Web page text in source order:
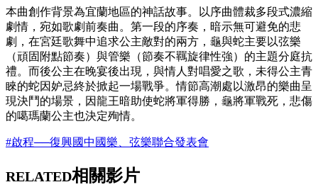
本曲創作背景為宜蘭地區的神話故事。以序曲體裁多段式濃縮
劇情，宛如歌劇前奏曲。第一段的序奏，暗示無可避免的悲
劇，在宮廷歌舞中追求公主敵對的兩方，龜與蛇主要以弦樂
（頑固附點節奏）與管樂（節奏不羈旋律性強）的主題分庭抗
禮。而後公主在晚宴後出現，與情人對唱愛之歌，未得公主青
睞的蛇因妒忌終於掀起一場戰爭。情節高潮處以激昂的樂曲呈
現決鬥的場景，因龍王暗助使蛇將軍得勝，龜將軍戰死，悲傷
的噶瑪蘭公主也決定殉情。
#啟程──復興國中國樂、弦樂聯合發表會
RELATED相關影片